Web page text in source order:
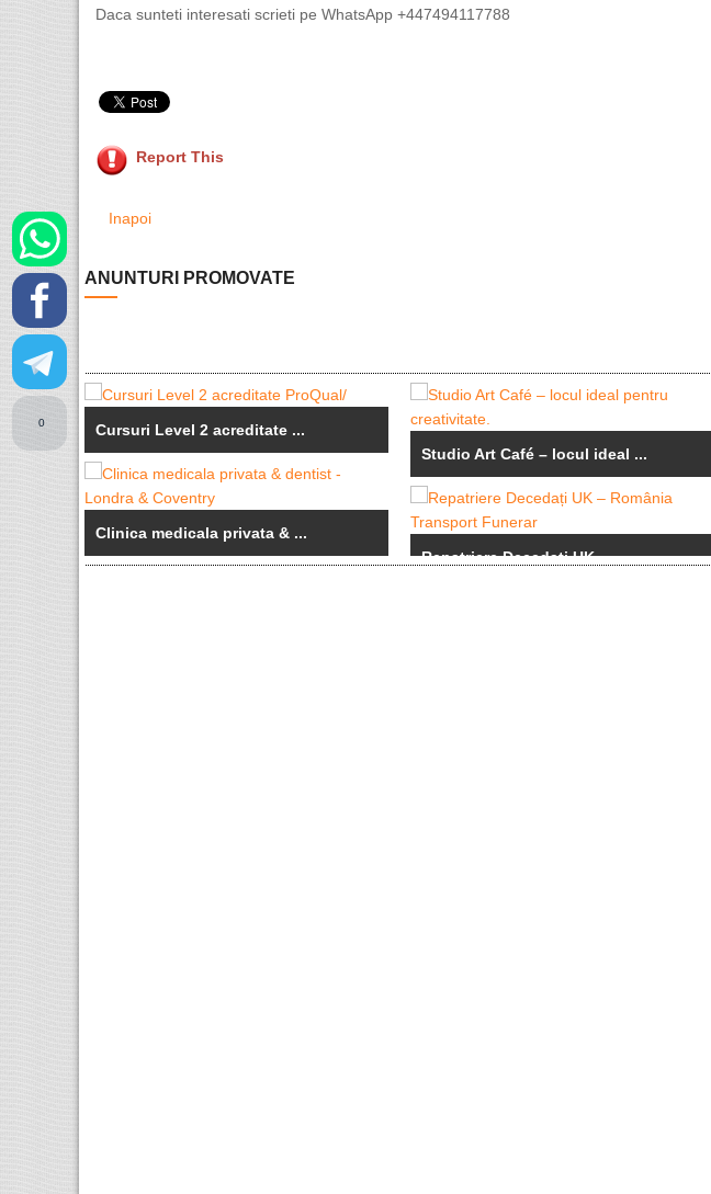
Daca sunteti interesati scrieti pe WhatsApp +447494117788
Report This
0
Inapoi
ANUNTURI PROMOVATE
Cursuri Level 2 acreditate ...
Clinica medicala privata & ...
Studio Art Café – locul ideal ...
Repatriere Decedați UK – ...